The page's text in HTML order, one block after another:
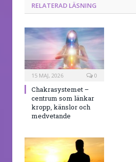
RELATERAD LÄSNING
15 MAJ, 2026 0
Chakrasystemet –
centrum som länkar
kropp, känslor och
medvetande